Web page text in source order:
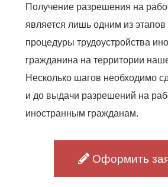
Получение разрешения на
является лишь одним из
процедуры трудоустройства
гражданина на территории
Несколько шагов необходимо
и до выдачи разрешений на
иностранным гражданам.
Оформить